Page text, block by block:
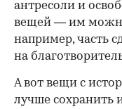
антресоли и
вещей — им
например, часть
на
А вот вещи с
лучше сохранить